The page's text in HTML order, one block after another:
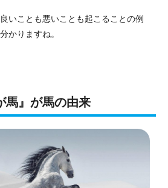
いことも悪いことも起こることの例
かりますね。
馬』が馬の由来